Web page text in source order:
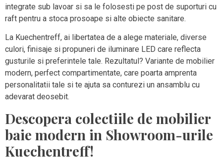
integrate sub lavoar si sa le folosesti pe post de suporturi cu
raft pentru a stoca prosoape si alte obiecte sanitare.
La Kuechentreff, ai libertatea de a alege materiale, diverse
culori, finisaje si propuneri de iluminare LED care reflecta
gusturile si preferintele tale. Rezultatul? Variante de mobilier
modern, perfect compartimentate, care poarta amprenta
personalitatii tale si te ajuta sa conturezi un ansamblu cu
adevarat deosebit.
Descopera colectiile de mobilier
baie modern in Showroom-urile
Kuechentreff!